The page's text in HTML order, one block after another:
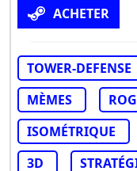
ACHETER
TOWER-DEFENSE
MÈMES
ISOMÉTRIQUE
3D